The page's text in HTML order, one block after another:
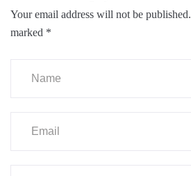
Your email address will not be published.
marked *